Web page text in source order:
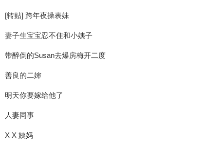
[转贴] 跨年夜操表妹
妻子生宝宝忍不住和小姨子
带醉倒的Susan去爆房梅开二度
善良的二婶
明天你要嫁给他了
人妻同事
X X 姨妈